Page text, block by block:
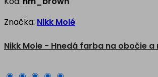
Značka: Nikk Molé
Nikk Mole - Hnedá farba na obočie a